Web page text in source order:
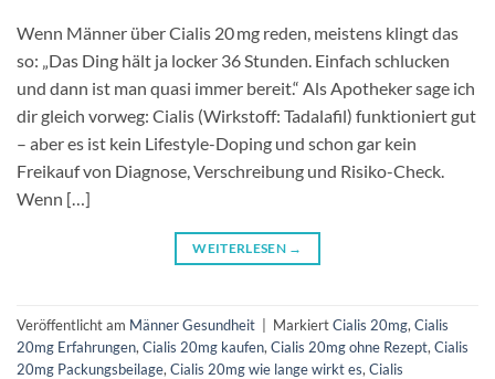
Wenn Männer über Cialis 20 mg​ reden, meistens klingt das
so: „Das Ding hält ja locker 36 Stunden. Einfach schlucken
und dann ist man quasi immer bereit.“ Als Apotheker sage ich
dir gleich vorweg: Cialis (Wirkstoff: Tadalafil) funktioniert gut
– aber es ist kein Lifestyle-Doping und schon gar kein
Freikauf von Diagnose, Verschreibung und Risiko-Check.​
Wenn […]
WEITERLESEN →
Veröffentlicht am Männer Gesundheit MarkiertCialis 20mg, Cialis
20mg Erfahrungen, Cialis 20mg kaufen, Cialis 20mg ohne Rezept, Cialis
20mg Packungsbeilage, Cialis 20mg wie lange wirkt es, Cialis